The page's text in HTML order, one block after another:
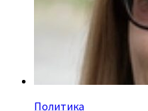
Политика